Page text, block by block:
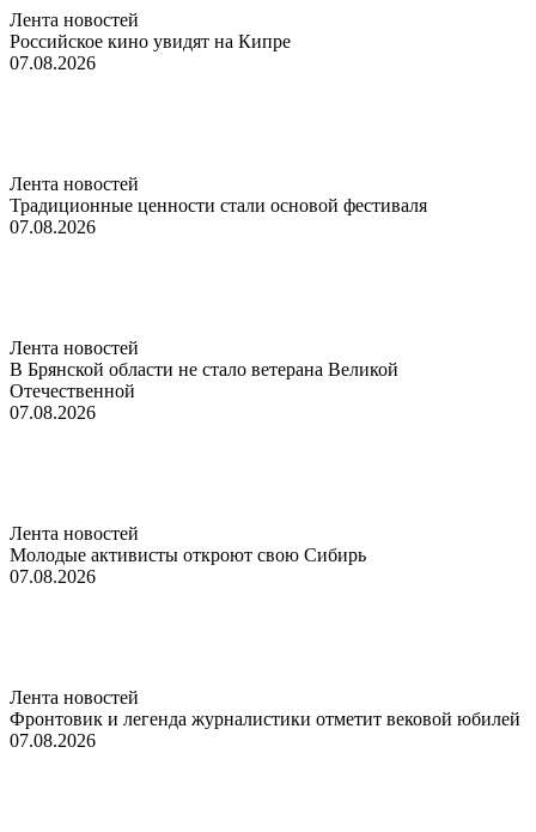
Лента новостей
Российское кино увидят на Кипре
07.08.2026
Лента новостей
Традиционные ценности стали основой фестиваля
07.08.2026
Лента новостей
В Брянской области не стало ветерана Великой
Отечественной
07.08.2026
Лента новостей
Молодые активисты откроют свою Сибирь
07.08.2026
Лента новостей
Фронтовик и легенда журналистики отметит вековой юбилей
07.08.2026